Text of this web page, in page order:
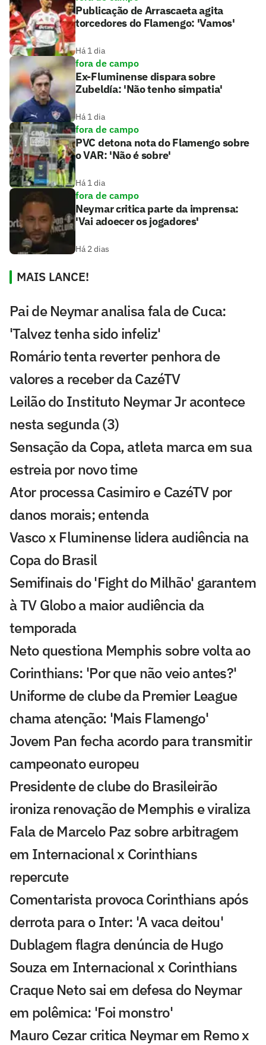
Publicação de Arrascaeta agita
torcedores do Flamengo: 'Vamos'
Há 1 dia
fora de campo
Ex-Fluminense dispara sobre
Zubeldía: 'Não tenho simpatia'
Há 1 dia
fora de campo
PVC detona nota do Flamengo sobre
o VAR: 'Não é sobre'
Há 1 dia
fora de campo
Neymar critica parte da imprensa:
'Vai adoecer os jogadores'
Há 2 dias
MAIS LANCE!
Pai de Neymar analisa fala de Cuca:
'Talvez tenha sido infeliz'
Romário tenta reverter penhora de
valores a receber da CazéTV
Leilão do Instituto Neymar Jr acontece
nesta segunda (3)
Sensação da Copa, atleta marca em sua
estreia por novo time
Ator processa Casimiro e CazéTV por
danos morais; entenda
Vasco x Fluminense lidera audiência na
Copa do Brasil
Semifinais do 'Fight do Milhão' garantem
à TV Globo a maior audiência da
temporada
Neto questiona Memphis sobre volta ao
Corinthians: 'Por que não veio antes?'
Uniforme de clube da Premier League
chama atenção: 'Mais Flamengo'
Jovem Pan fecha acordo para transmitir
campeonato europeu
Presidente de clube do Brasileirão
ironiza renovação de Memphis e viraliza
Fala de Marcelo Paz sobre arbitragem
em Internacional x Corinthians
repercute
Comentarista provoca Corinthians após
derrota para o Inter: 'A vaca deitou'
Dublagem flagra denúncia de Hugo
Souza em Internacional x Corinthians
Craque Neto sai em defesa do Neymar
em polêmica: 'Foi monstro'
Mauro Cezar critica Neymar em Remo x